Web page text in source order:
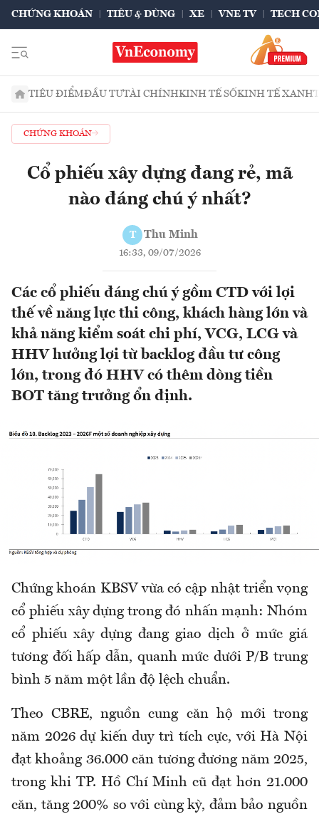
CHỨNG KHOÁN TIÊU & DÙNG XE VNE TV TECH
TIÊU ĐIỂMĐẦU TƯTÀI CHÍNHKINH TẾ SỐKINH TẾ XANH
CHỨNG KHOÁN
Cổ phiếu xây dựng đang rẻ, mã
nào đáng chú ý nhất?
T Thu Minh
16:33, 09/07/2026
Các cổ phiếu đáng chú ý gồm CTD với lợi
thế về năng lực thi công, khách hàng lớn và
khả năng kiểm soát chi phí, VCG, LCG và
HHV hưởng lợi từ backlog đầu tư công
lớn, trong đó HHV có thêm dòng tiền
BOT tăng trưởng ổn định.
Chứng khoán KBSV vừa có cập nhật triển vọng
cổ phiếu xây dựng trong đó nhấn mạnh: Nhóm
cổ phiếu xây dựng đang giao dịch ở mức giá
tương đối hấp dẫn, quanh mức dưới P/B trung
bình 5 năm một lần độ lệch chuẩn.
Theo CBRE, nguồn cung căn hộ mới trong
năm 2026 dự kiến duy trì tích cực, với Hà Nội
đạt khoảng 36.000 căn tương đương năm 2025,
trong khi TP. Hồ Chí Minh cũ đạt hơn 21.000
căn, tăng 200% so với cùng kỳ, đảm bảo nguồn